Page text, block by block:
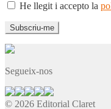
He llegit i accepto la
Segueix-nos
© 2026 Editorial Claret